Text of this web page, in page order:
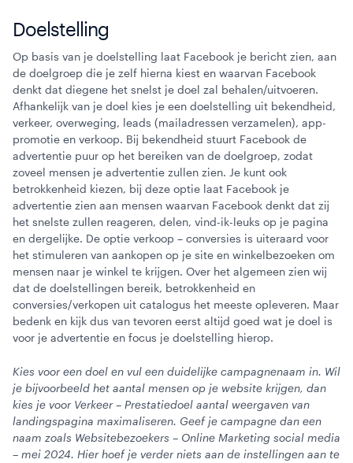
Doelstelling
Op basis van je doelstelling laat Facebook je bericht zien, aan
de doelgroep die je zelf hierna kiest en waarvan Facebook
denkt dat diegene het snelst je doel zal behalen/uitvoeren.
Afhankelijk van je doel kies je een doelstelling uit bekendheid,
verkeer, overweging, leads (mailadressen verzamelen), app-
promotie en verkoop. Bij bekendheid stuurt Facebook de
advertentie puur op het bereiken van de doelgroep, zodat
zoveel mensen je advertentie zullen zien. Je kunt ook
betrokkenheid kiezen, bij deze optie laat Facebook je
advertentie zien aan mensen waarvan Facebook denkt dat zij
het snelste zullen reageren, delen, vind-ik-leuks op je pagina
en dergelijke. De optie verkoop – conversies is uiteraard voor
het stimuleren van aankopen op je site en winkelbezoeken om
mensen naar je winkel te krijgen. Over het algemeen zien wij
dat de doelstellingen bereik, betrokkenheid en
conversies/verkopen uit catalogus het meeste opleveren. Maar
bedenk en kijk dus van tevoren eerst altijd goed wat je doel is
voor je advertentie en focus je doelstelling hierop.
Kies voor een doel en vul een duidelijke campagnenaam in. Wil
je bijvoorbeeld het aantal mensen op je website krijgen, dan
kies je voor Verkeer – Prestatiedoel aantal weergaven van
landingspagina maximaliseren. Geef je campagne dan een
naam zoals Websitebezoekers – Online Marketing social media
– mei 2024. Hier hoef je verder niets aan de instellingen aan te